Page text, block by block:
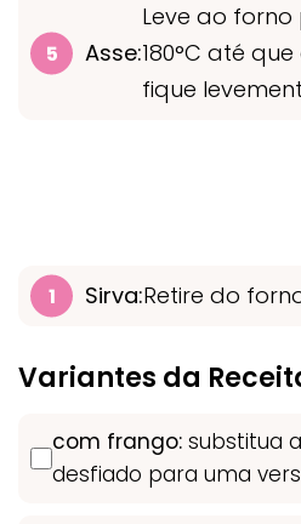
Asse:
Leve ao
180°C até
fique
Sirva:Retire do
Variantes da
com frango: substitua
desfiado para uma